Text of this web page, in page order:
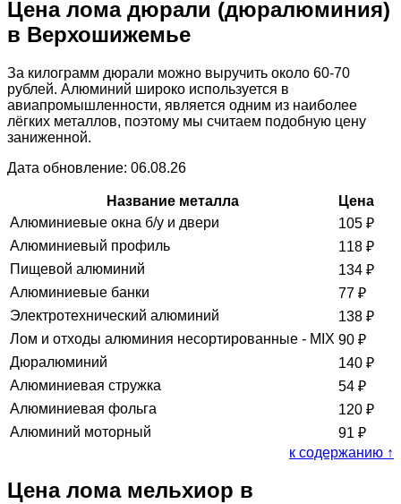
Цена лома дюрали (дюралюминия)
в Верхошижемье
За килограмм дюрали можно выручить около 60-70
рублей. Алюминий широко используется в
авиапромышленности, является одним из наиболее
лёгких металлов, поэтому мы считаем подобную цену
заниженной.
Дата обновление: 06.08.26
Название металла
Цена
Алюминиевые окна б/у и двери
105 ₽
Алюминиевый профиль
118 ₽
Пищевой алюминий
134 ₽
Алюминиевые банки
77 ₽
Электротехнический алюминий
138 ₽
Лом и отходы алюминия несортированные - MIX 90 ₽
Дюралюминий
140 ₽
Алюминиевая стружка
54 ₽
Алюминиевая фольга
120 ₽
Алюминий моторный
91 ₽
к содержанию ↑
Цена лома мельхиор в